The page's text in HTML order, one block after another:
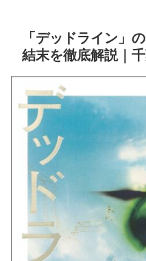
「デッドライン」
結末を徹底解説｜